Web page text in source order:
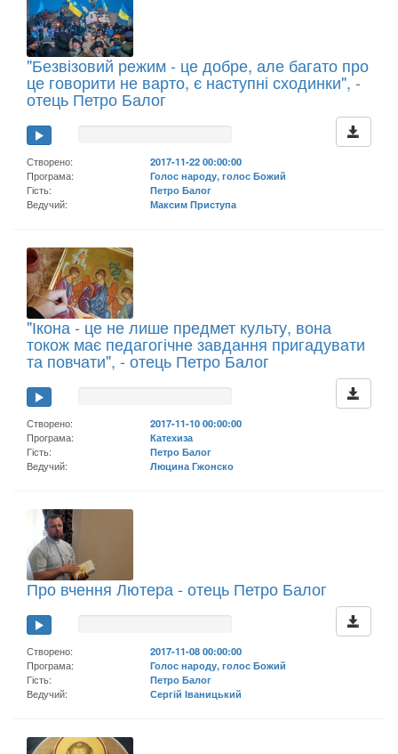
"Безвізовий режим - це добре, але багато про
це говорити не варто, є наступні сходинки", -
отець Петро Балог
Створено:
2017-11-22 00:00:00
Програма:
Голос народу, голос Божий
Гість:
Петро Балог
Ведучий:
Максим Приступа
"Ікона - це не лише предмет культу, вона
токож має педагогічне завдання пригадувати
та повчати", - отець Петро Балог
Створено:
2017-11-10 00:00:00
Програма:
Катехиза
Гість:
Петро Балог
Ведучий:
Люцина Гжонско
Про вчення Лютера - отець Петро Балог
Створено:
2017-11-08 00:00:00
Програма:
Голос народу, голос Божий
Гість:
Петро Балог
Ведучий:
Сергій Іваницький